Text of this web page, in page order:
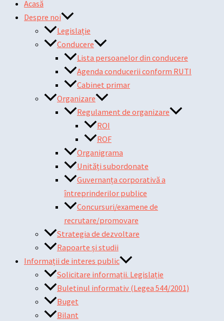
Acasă
Despre noi
Legislație
Conducere
Lista persoanelor din conducere
Agenda conducerii conform RUTI
Cabinet primar
Organizare
Regulament de organizare
ROI
ROF
Organigrama
Unități subordonate
Guvernanța corporativă a
întreprinderilor publice
Concursuri/examene de
recrutare/promovare
Strategia de dezvoltare
Rapoarte și studii
Informații de interes public
Solicitare informații. Legislație
Buletinul informativ (Legea 544/2001)
Buget
Bilant